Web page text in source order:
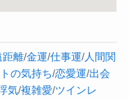
距離/金運/仕事運/人間関
の気持ち/恋愛運/出会
気/複雑愛/ツインレ